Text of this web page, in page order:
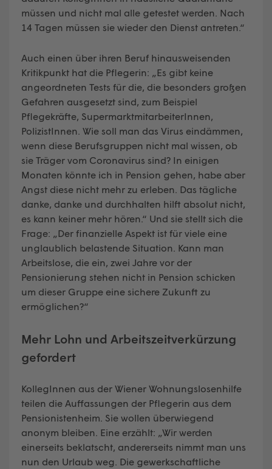
müssen und nicht mal alle getestet werden. Nach
14 Tagen müssen sie wieder den Dienst antreten.“
Auch einen über ihren Beruf hinausweisenden
Kritikpunkt hat die Pflegerin: „Es gibt keine
angeordneten Tests für die, die besonders großen
Gefahren ausgesetzt sind, zum Beispiel
Pflegekräfte, SupermarktmitarbeiterInnen,
PolizistInnen. Wie soll man das Virus eindämmen,
wenn diese Berufsgruppen nicht mal wissen, ob
sie Träger vom Coronavirus sind? In einigen
Monaten könnte ich in Pension gehen, habe aber
Angst diese nicht mehr zu erleben. Das tägliche
danke, danke und durchhalten hilft absolut nicht,
es kann keiner mehr hören.“ Und sie stellt sich die
Frage: „Der finanzielle Aspekt ist für viele eine
unglaublich belastende Situation. Kann man
Arbeitslose, die ein, zwei Jahre vor der
Pensionierung stehen nicht in Pension schicken
um dieser Gruppe eine sichere Zukunft zu
ermöglichen?“
Mehr Lohn und Arbeitszeitverkürzung
gefordert
KollegInnen aus der Wiener Wohnungslosenhilfe
teilen die Auffassungen der Pflegerin aus dem
Pensionistenheim. Sie wollen überwiegend
anonym bleiben. Eine erzählt: „Wir werden
einerseits beklatscht, andererseits nimmt man uns
nun den Urlaub weg. Die gewerkschaftliche